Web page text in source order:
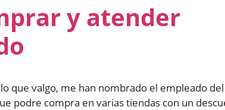
y atender
que valgo, me han nombrado el empleado
podre compra en varias tiendas con un